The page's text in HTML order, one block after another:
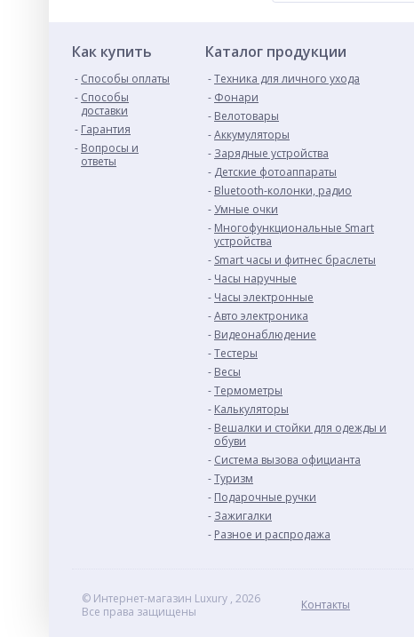
Как купить
Способы оплаты
Способы
доставки
Гарантия
Вопросы и
ответы
Каталог продукции
Техника для личного ухода
Фонари
Велотовары
Аккумуляторы
Зарядные устройства
Детские фотоаппараты
Bluetooth-колонки, радио
Умные очки
Многофункциональные Smart
устройства
Smart часы и фитнес браслеты
Часы наручные
Часы электронные
Авто электроника
Видеонаблюдение
Тестеры
Весы
Термометры
Калькуляторы
Вешалки и стойки для одежды и
обуви
Система вызова официанта
Туризм
Подарочные ручки
Зажигалки
Разное и раcпродажа
© Интернет-магазин Luxury , 2026
Все права защищены
Контакты